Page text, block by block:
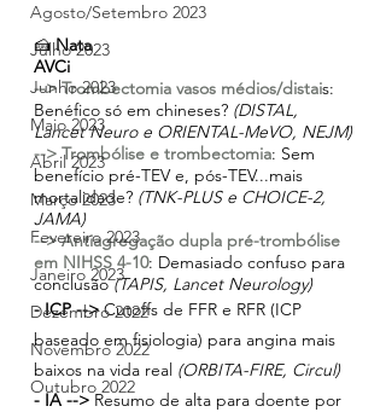
Agosto/Setembro 2023
Julho 2023
Junho 2023
Maio 2023
Abril 2023
Março 2023
Fevereiro 2023
Janeiro 2023
Dezembro 2022
Novembro 2022
Outubro 2022
🍰 Nata
AVCi
--> Trombectomia vasos médios/distais:
Benéfico só em chineses? (DISTAL,
Lancet Neuro e ORIENTAL-MeVO, NEJM)
--> Trombólise e trombectomia: Sem
benefício pré-TEV e, pós-TEV...mais
mortalidade? (TNK-PLUS e CHOICE-2,
JAMA)
--> Antiagregação dupla pré-trombólise
em NIHSS 4-10: Demasiado confuso para
conclusão (TAPIS, Lancet Neurology)
- ICP --> Cutoffs de FFR e RFR (ICP
baseado em fisiologia) para angina mais
baixos na vida real (ORBITA-FIRE, Circul)
- IA --> Resumo de alta para doente por